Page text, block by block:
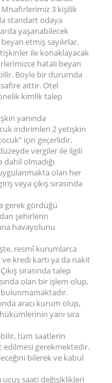
3 kişilik
standart odaya
yaşanabilecek
etmiş sayılırlar.
ile konaklayacak
hatalı beyan
Böyle bir durumda
aittir. Otel
kimlik talep
yanında
indirimleri 2 yetişkin
için geçerlidir.
vergiler ile ilgili
olmadığı
olan her
veya çıkış sırasında
gerek gördüğü
şehirlerin
havayolunu
resmî kurumlarca
kredi kartı ya da nakit
sırasında talep
olan bir işlem olup,
aracı kurum olup,
yanı sıra
tüm saatlerin
edilmesi gerekmektedir.
bilerek ve kabul
saati değişiklikleri